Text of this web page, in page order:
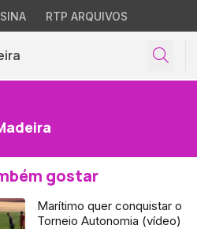
RTP ARQUIVOS
gostar
Marítimo quer conquistar o
Torneio Autonomia (vídeo)